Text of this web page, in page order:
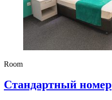
Room
Стандартный номер